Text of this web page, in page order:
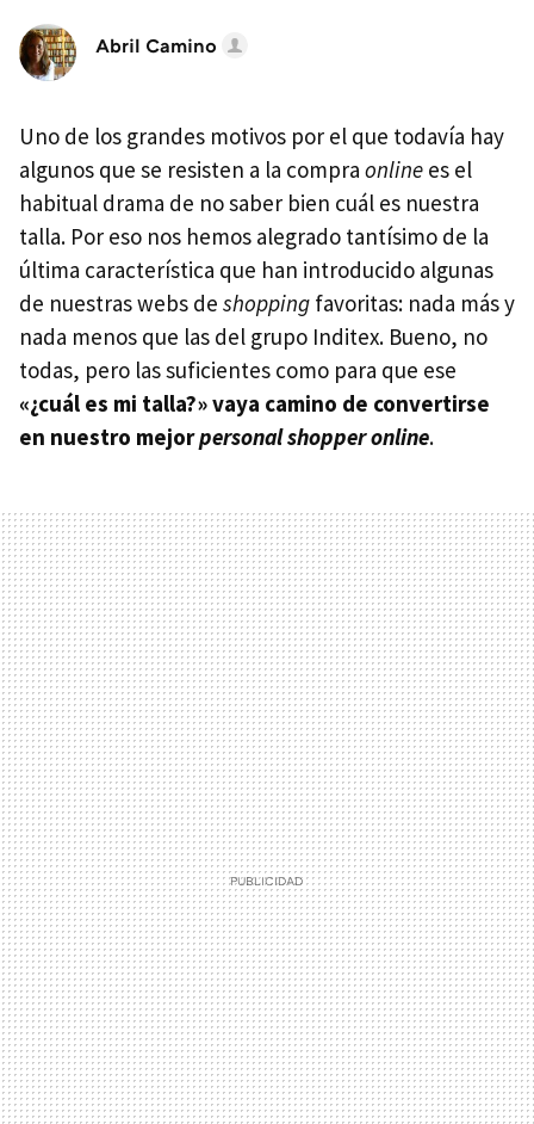
Abril Camino
Uno de los grandes motivos por el que todavía hay
algunos que se resisten a la compra online es el
habitual drama de no saber bien cuál es nuestra
talla. Por eso nos hemos alegrado tantísimo de la
última característica que han introducido algunas
de nuestras webs de shopping favoritas: nada más y
nada menos que las del grupo Inditex. Bueno, no
todas, pero las suficientes como para que ese
«¿cuál es mi talla?» vaya camino de convertirse
en nuestro mejorpersonal shopper online.